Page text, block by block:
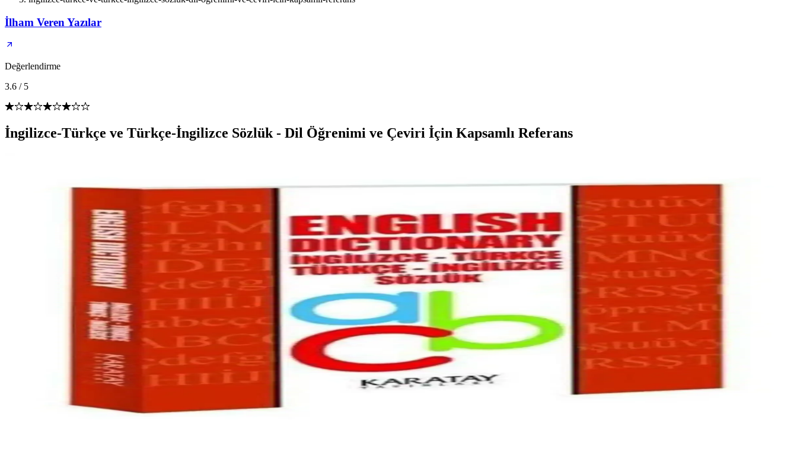
İlham Veren Yazılar
Değerlendirme
3.6 / 5
İngilizce-Türkçe ve Türkçe-İngilizce Sözlük - Dil Öğrenimi ve Çeviri İçin Kapsamlı Referans